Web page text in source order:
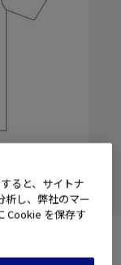
ると、サイトナ
析し、弊社のマー
Cookie を保存す